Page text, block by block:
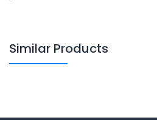
Similar Products